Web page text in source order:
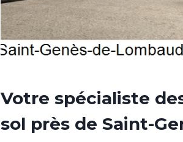
Votre spécialiste
sol près de Saint-